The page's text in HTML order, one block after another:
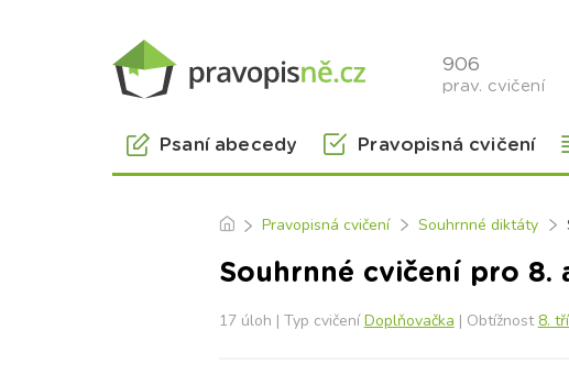
906
prav. cvičení
Psaní abecedy Pravopisná cvičení
Pravopisná cvičení Souhrnné diktáty
Souhrnné cvičení pro 8.
17 úloh | Typ cvičeníDoplňovačka | Obtížnost8.